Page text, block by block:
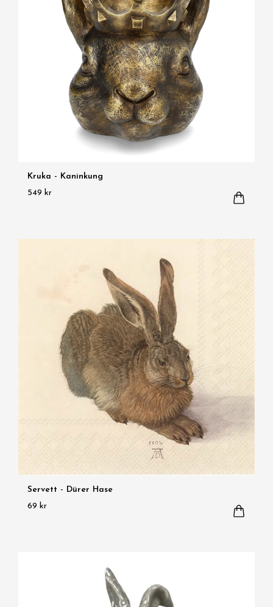
Kruka - Kaninkung
549 kr
Servett - Dürer Hase
69 kr